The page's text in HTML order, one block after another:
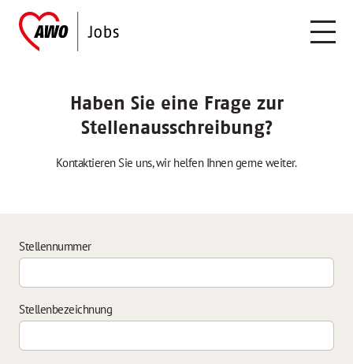
Haben Sie eine Frage zur
Stellenausschreibung?
Kontaktieren Sie uns, wir helfen Ihnen gerne weiter.
Stellennummer
Stellenbezeichnung